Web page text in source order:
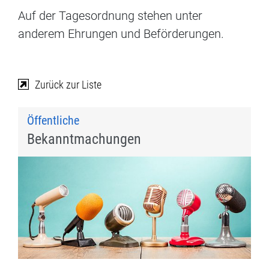
Auf der Tagesordnung stehen unter
anderem Ehrungen und Beförderungen.
Zurück zur Liste
Öffentliche
Bekanntmachungen